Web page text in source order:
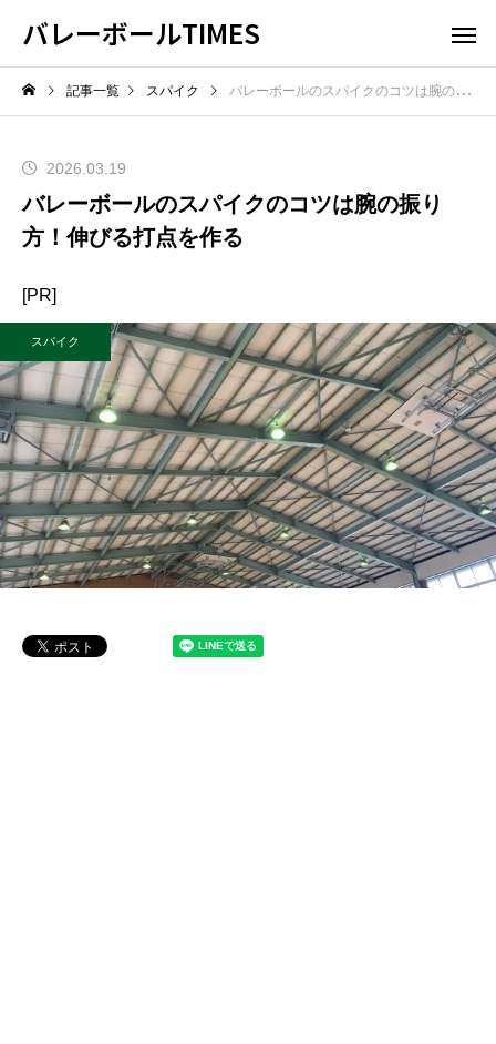
バレーボールTIMES
記事一覧 スパイク バレーボールのスパイクのコツは腕の振り方！伸びる打点を作る
2026.03.19
バレーボールのスパイクのコツは腕の振り
方！伸びる打点を作る
[PR]
スパイク